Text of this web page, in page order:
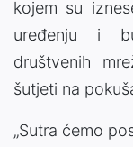
kojem su
uređenju i
društvenih
šutjeti na
„Sutra ćemo